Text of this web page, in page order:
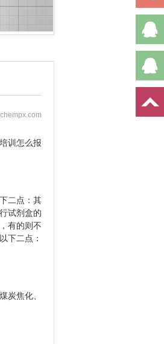
训怎么报
二点：其
试剂盒的
有的则不
下二点：
炭焦化、